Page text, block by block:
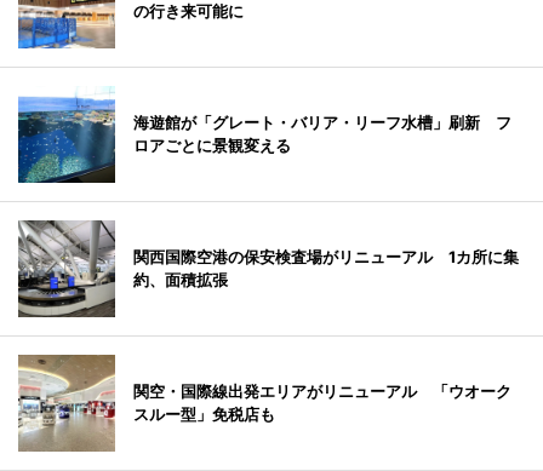
の行き来可能に
海遊館が「グレート・バリア・リーフ水槽」刷新 フ
ロアごとに景観変える
関西国際空港の保安検査場がリニューアル 1カ所に集
約、面積拡張
関空・国際線出発エリアがリニューアル 「ウオーク
スルー型」免税店も